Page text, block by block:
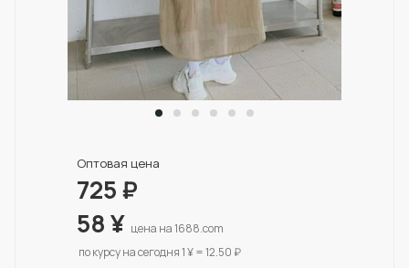
Оптовая цена
725₽
58¥ цена на 1688.com
по курсу на сегодня 1 ¥ = 12.50 ₽